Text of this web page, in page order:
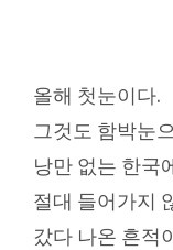
올해 첫눈이다.
그것도 함박눈
낭만 없는 한국
절대 들어가지
갔다 나온 흔적